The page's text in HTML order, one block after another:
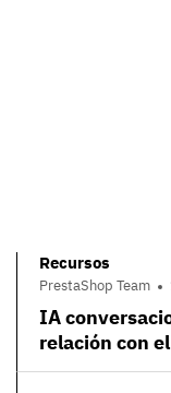
Recursos
PrestaShop Team
IA
relación con